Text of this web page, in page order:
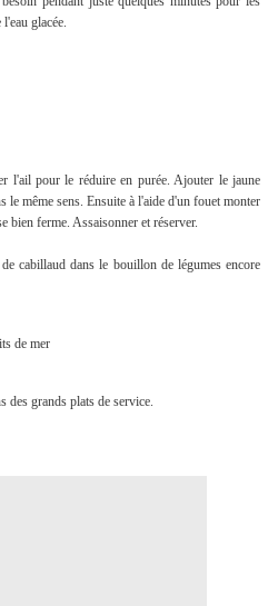
glacée.
l'ail pour le réduire en purée. Ajouter le jaune
même sens. Ensuite à l'aide d'un fouet monter
bien ferme. Assaisonner et réserver.
cabillaud dans le bouillon de légumes encore
de mer
des grands plats de service.